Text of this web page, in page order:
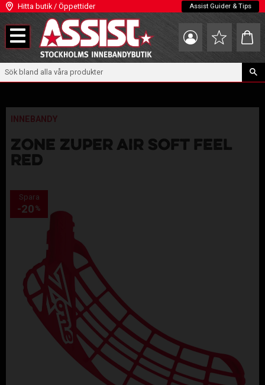
Meny
Hitta butik / Öppettider Assist Guider & Tips
Favoriter
INNEBANDY
ZONE ZUPER AIR SOFT FEEL
RED
Spara
20 %